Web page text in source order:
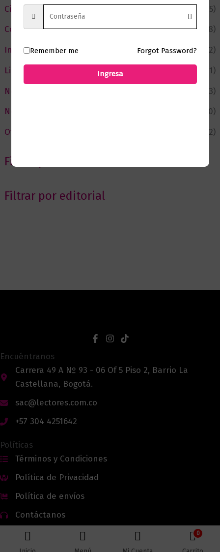
Ciencia y Conocimiento
(75)
Cómic y Fantasía
(88)
Infantil y Juvenil
(212)
Literatura
(371)
Negocios
(43)
Novedades
(110)
Ofertas
(12)
Filtrar por Autor
Filtrar por editorial
Encuéntranos
Carrera 49 A Nº 93 - 06 Of 5 Piso 2, Barrio La
Castellana, Bogotá.
sac@lectores.com.co
+57 304 4251642
Políticas
Términos y Condiciones
Política de Privacidad
Política de envíos
Contáctanos
0
Remember me Forgot Password?
Ingresa